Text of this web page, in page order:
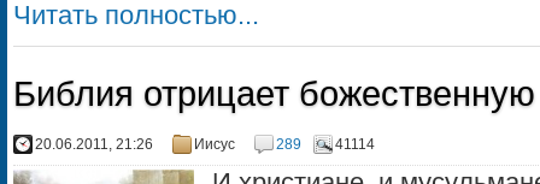
Читать полностью...
Библия отрицает
20.06.2011, 21:26 Иисус 289 41114